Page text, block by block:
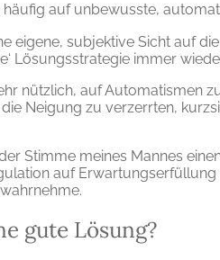
auf unbewusste,
eigene, subjektive Sicht auf
Lösungsstrategie immer
nützlich, auf Automatismen
Neigung zu verzerrten,
Stimme meines Mannes
auf Erwartungserfüllung
gute Lösung?